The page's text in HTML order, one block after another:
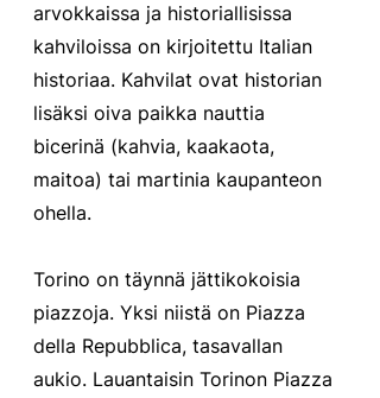
arvokkaissa ja historiallisissa
kahviloissa on kirjoitettu Italian
historiaa. Kahvilat ovat historian
lisäksi oiva paikka nauttia
bicerinä (kahvia, kaakaota,
maitoa) tai martinia kaupanteon
ohella.
Torino on täynnä jättikokoisia
piazzoja. Yksi niistä on Piazza
della Repubblica, tasavallan
aukio. Lauantaisin Torinon Piazza